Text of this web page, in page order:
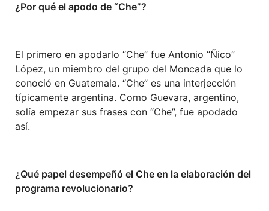
¿Por qué el apodo de “Che”?
El primero en apodarlo “Che” fue Antonio “Ñico”
López, un miembro del grupo del Moncada que lo
conoció en Guatemala. “Che” es una interjección
típicamente argentina. Como Guevara, argentino,
solía empezar sus frases con “Che”, fue apodado
así.
¿Qué papel desempeñó el Che en la elaboración del
programa revolucionario?